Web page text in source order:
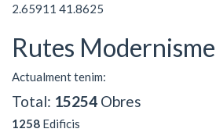
2.65911 41.8625
Rutes
Actualment tenim:
Total: 15254 Obres
1258 Edificis